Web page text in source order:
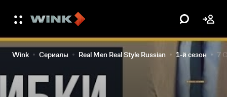
Wink Сериалы Real Men Real Style Russian 1-й сезон 7